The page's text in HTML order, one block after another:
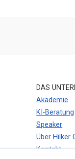
DAS
Akademie
KI-Beratung
Speaker
Über Hilker
Kontakt